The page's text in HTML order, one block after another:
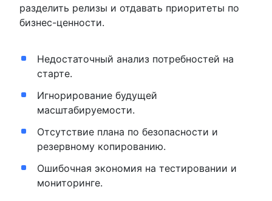
разделить релизы и отдавать приоритеты по
бизнес-ценности.
Недостаточный анализ потребностей на
старте.
Игнорирование будущей
масштабируемости.
Отсутствие плана по безопасности и
резервному копированию.
Ошибочная экономия на тестировании и
мониторинге.